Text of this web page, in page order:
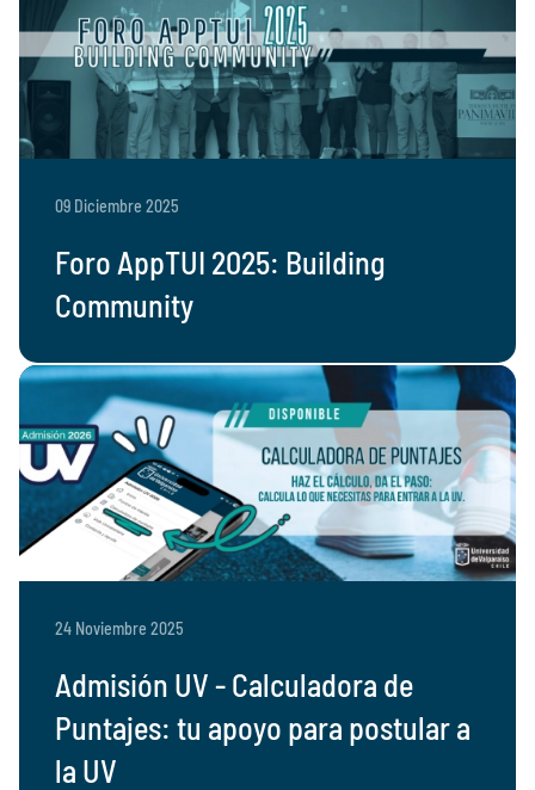
09 Diciembre 2025
Foro AppTUI 2025: Building
Community
24 Noviembre 2025
Admisión UV - Calculadora de
Puntajes: tu apoyo para postular a
la UV